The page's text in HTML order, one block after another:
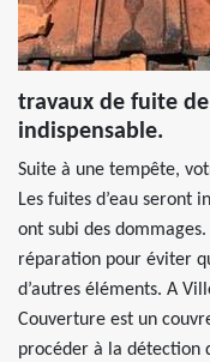
travaux de fuite
indispensable.
Suite à une tempête,
Les fuites d’eau seront
ont subi des
réparation pour éviter
d’autres éléments. A
Couverture est un
procéder à la détection